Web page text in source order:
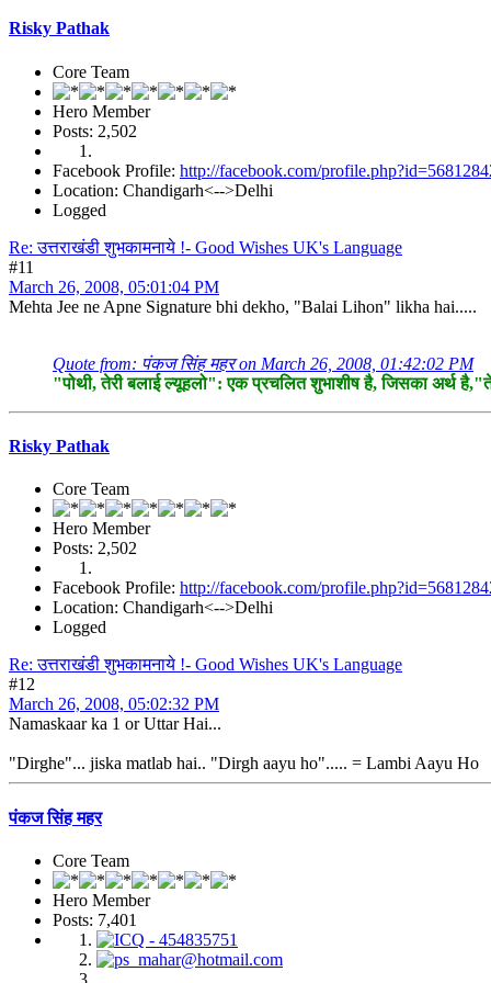
Risky Pathak
Core Team
Hero Member
Posts: 2,502
Facebook Profile: http://facebook.com/
Location: Chandigarh<-->Delhi
Logged
Re: उत्तराखंडी शुभकामनाये !- Good Wishes UK's Language
#11
March 26, 2008, 05:01:04 PM
Mehta Jee ne Apne Signature bhi dekho, "Balai Lihon" likha hai.....
Quote from: पंकज सिंह महर on March 26, 2008, 01:42:02 PM
"पोथी, तेरी बलाई ल्यूहलो": एक प्रचलित शुभाशीष है, जिसका अर्थ
Risky Pathak
Core Team
Hero Member
Posts: 2,502
Facebook Profile: http://facebook.com/
Location: Chandigarh<-->Delhi
Logged
Re: उत्तराखंडी शुभकामनाये !- Good Wishes UK's Language
#12
March 26, 2008, 05:02:32 PM
Namaskaar ka 1 or Uttar Hai...
"Dirghe"... jiska matlab hai.. "Dirgh aayu ho"..... = Lambi Aayu Ho
पंकज सिंह महर
Core Team
Hero Member
Posts: 7,401